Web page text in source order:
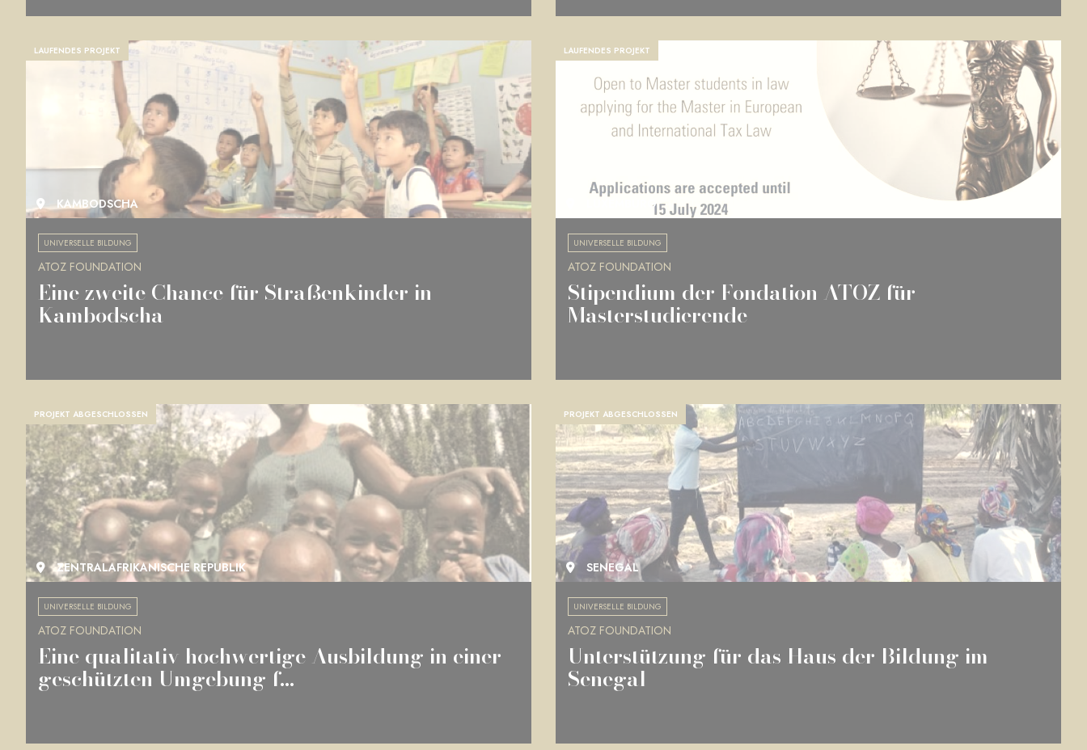
LAUFENDES PROJEKT
KAMBODSCHA
UNIVERSELLE BILDUNG
ATOZ FOUNDATION
Eine zweite Chance für Straßenkinder in
Kambodscha
LAUFENDES PROJEKT
LUXEMBURG
UNIVERSELLE BILDUNG
ATOZ FOUNDATION
Stipendium der Fondation ATOZ für
Masterstudierende
PROJEKT ABGESCHLOSSEN
ZENTRALAFRIKANISCHE REPUBLIK
UNIVERSELLE BILDUNG
ATOZ FOUNDATION
Eine qualitativ hochwertige Ausbildung in einer
geschützten Umgebung f...
PROJEKT ABGESCHLOSSEN
SENEGAL
UNIVERSELLE BILDUNG
ATOZ FOUNDATION
Unterstützung für das Haus der Bildung im
Senegal